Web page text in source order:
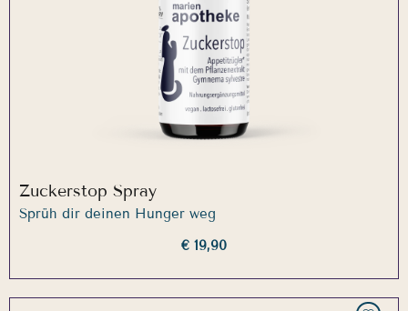
Zuckerstop Spray
Sprüh dir deinen Hunger weg
€ 19,90